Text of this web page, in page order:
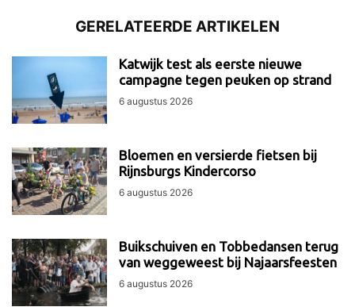
GERELATEERDE ARTIKELEN
Katwijk test als eerste nieuwe
campagne tegen peuken op strand
6 augustus 2026
Bloemen en versierde fietsen bij
Rijnsburgs Kindercorso
6 augustus 2026
Buikschuiven en Tobbedansen terug
van weggeweest bij Najaarsfeesten
6 augustus 2026